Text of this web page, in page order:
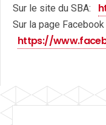
Sur le site du SBA:
Sur la page Facebook
https://